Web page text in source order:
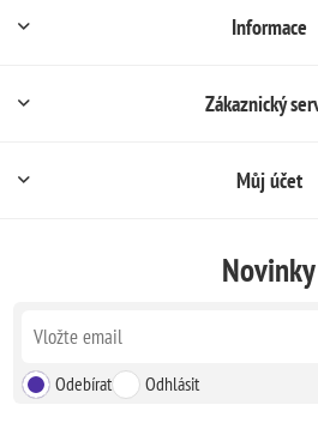
Informace
Zákaznický
Můj účet
Novinky
Odebírat Odhlásit